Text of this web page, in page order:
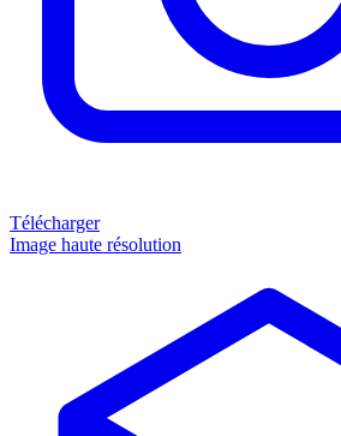
Télécharger
Image haute résolution